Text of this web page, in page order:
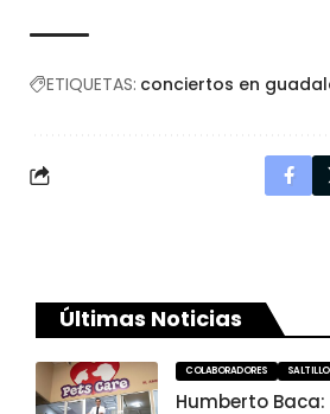
ETIQUETAS: conciertos en
Últimas Noticias
COLABORADORES SALTILLO
Humberto